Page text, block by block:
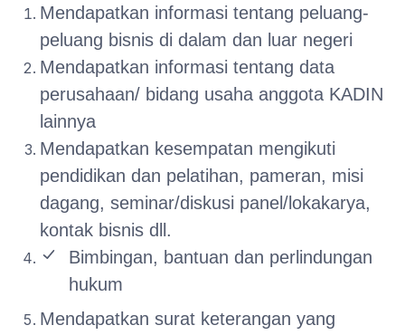
Mendapatkan informasi tentang peluang-
peluang bisnis di dalam dan luar negeri
Mendapatkan informasi tentang data
perusahaan/ bidang usaha anggota KADIN
lainnya
Mendapatkan kesempatan mengikuti
pendidikan dan pelatihan, pameran, misi
dagang, seminar/diskusi panel/lokakarya,
kontak bisnis dll.
Bimbingan, bantuan dan perlindungan
hukum
Mendapatkan surat keterangan yang